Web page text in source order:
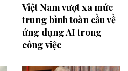
Việt Nam vượt xa mức
trung bình toàn cầu về
ứng dụng AI trong
công việc